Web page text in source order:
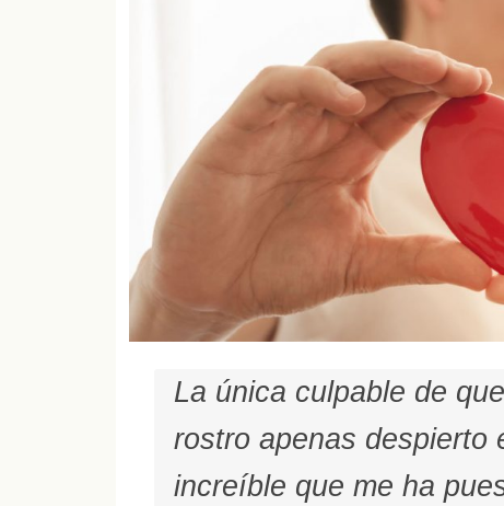
La única culpable de
rostro apenas despierto
increíble que me ha